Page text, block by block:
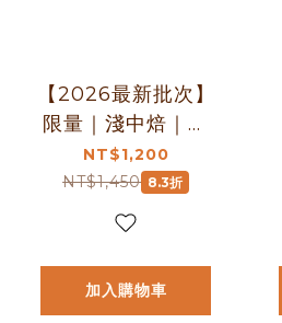
【2026最新批次】
限量｜淺中焙｜台
灣 北投 29莊園 蜜
處理法 咖啡豆｜
100% 阿拉比卡 台
咖啡豆(114克)｜暖
窩咖啡
NT$1,200
NT$1,450 8.3折
加入購物車